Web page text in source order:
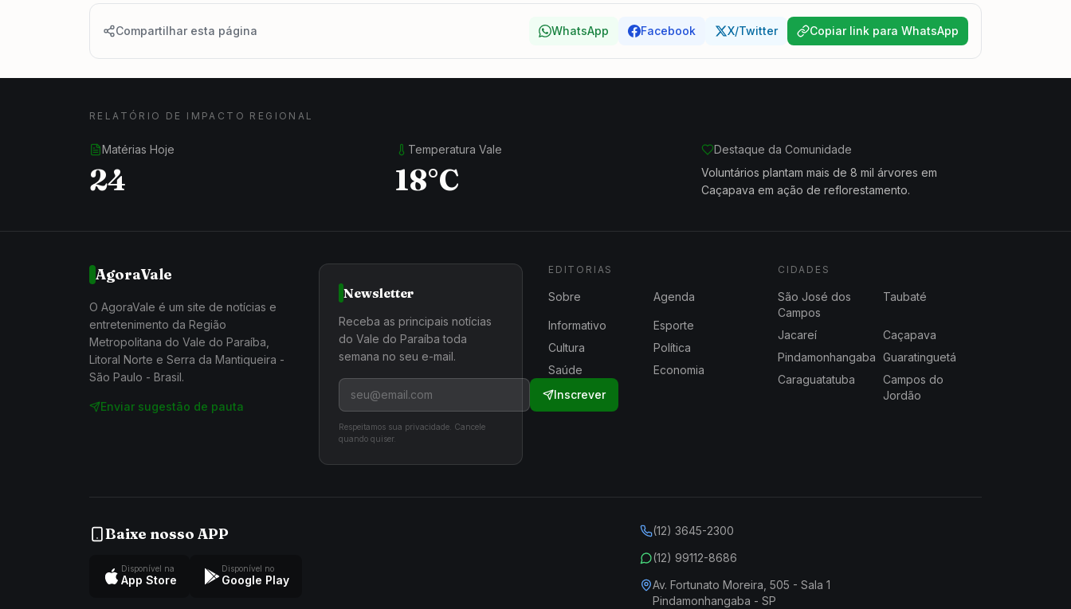
Compartilhar esta página WhatsApp Facebook X/Twitter Copiar link para WhatsApp
RELATÓRIO DE IMPACTO REGIONAL
Matérias Hoje
24
Temperatura Vale
18°C
Destaque da Comunidade
Voluntários plantam mais de 8 mil árvores em
Caçapava em ação de reflorestamento.
AgoraVale
O AgoraVale é um site de notícias e
entretenimento da Região
Metropolitana do Vale do Paraíba,
Litoral Norte e Serra da Mantiqueira -
São Paulo - Brasil.
Enviar sugestão de pauta
Newsletter
Receba as principais notícias
do Vale do Paraíba toda
semana no seu e-mail.
Inscrever
Respeitamos sua privacidade. Cancele
quando quiser.
EDITORIAS
Sobre Agenda
Informativo
Esporte
Cultura
Política
Saúde
Economia
CIDADES
São José dos
Campos
Taubaté
Jacareí
Caçapava
Pindamonhangaba Guaratinguetá
Caraguatatuba
Campos do
Jordão
Baixe nosso APP
Disponível na
App Store
Disponível no
Google Play
(12) 3645-2300
(12) 99112-8686
Av. Fortunato Moreira, 505 - Sala 1
Pindamonhangaba - SP